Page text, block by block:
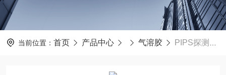
当前位置： 首页 产品中心 气溶胶 PIPS探测器气溶胶测量仪MR-G310